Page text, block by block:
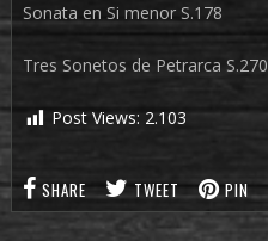
Sonata en Si menor S.178
Tres Sonetos de Petrarca S.270
Post Views: 2.103
SHARE TWEET PIN